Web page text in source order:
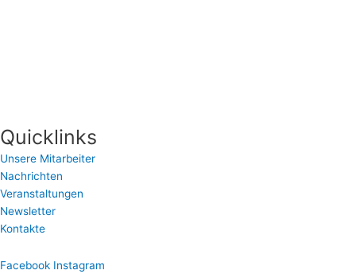
Quicklinks
Unsere Mitarbeiter
Nachrichten
Veranstaltungen
Newsletter
Kontakte
Facebook Instagram